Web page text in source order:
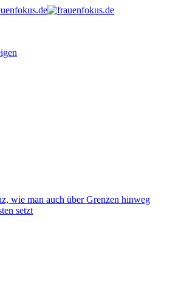
wie man auch über Grenzen hinweg
setzt